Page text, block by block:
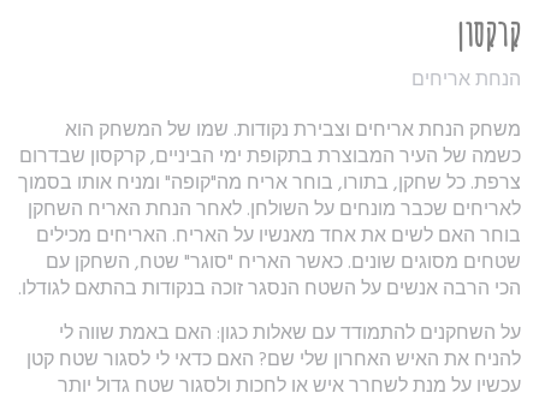
קרקסון
הנחת אריחים
משחק הנחת אריחים וצבירת נקודות. שמו של המשחק הוא
כשמה של העיר המבוצרת בתקופת ימי הביניים, קרקסון שבדרום
צרפת. כל שחקן, בתורו, בוחר אריח מה"קופה" ומניח אותו בסמוך
לאריחים שכבר מונחים על השולחן. לאחר הנחת האריח השחקן
בוחר האם לשים את אחד מאנשיו על האריח. האריחים מכילים
שטחים מסוגים שונים. כאשר האריח "סוגר" שטח, השחקן עם
הכי הרבה אנשים על השטח הנסגר זוכה בנקודות בהתאם לגודלו.
על השחקנים להתמודד עם שאלות כגון: האם באמת שווה לי
להניח את האיש האחרון שלי שם? האם כדאי לי לסגור שטח קטן
עכשיו על מנת לשחרר איש או לחכות ולסגור שטח גדול יותר